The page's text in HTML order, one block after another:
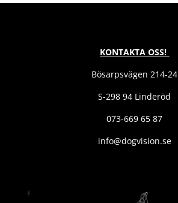
KONTAKTA OSS!
Bösarpsvägen 214-24
S-298 94 Linderöd
073-669 65 87
info@dogvision.se